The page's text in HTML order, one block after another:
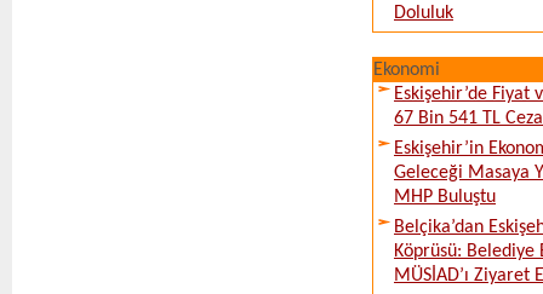
Doluluk
Ekonomi
Eskişehir’de Fiyat
67 Bin 541 TL
Eskişehir’in
Geleceği Masaya
MHP Buluştu
Belçika’dan
Köprüsü: Belediye
MÜSİAD’ı Ziyaret